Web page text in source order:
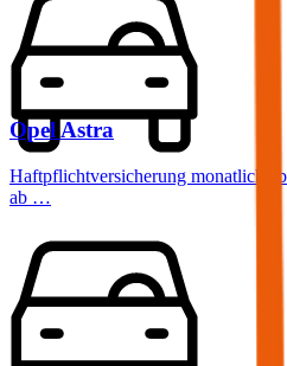
Opel Astra
Haftpflichtversicherung monatlich ab
ab …